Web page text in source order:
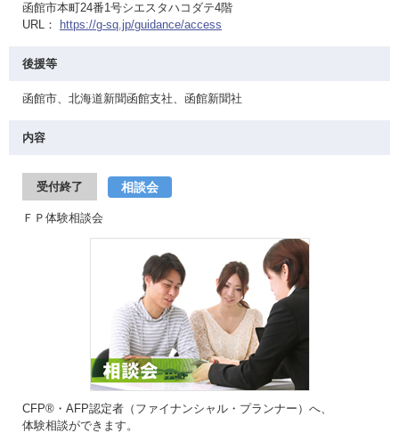
函館市本町24番1号シエスタハコダテ4階
URL：
https://g-sq.jp/guidance/access
後援等
函館市、北海道新聞函館支社、函館新聞社
内容
受付終了 相談会
ＦＰ体験相談会
CFP®・AFP認定者（ファイナンシャル・プランナー）へ、
体験相談ができます。